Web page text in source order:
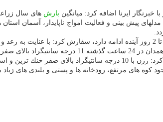
خبرنگار ایرنا اضافه كرد: میانگین بارش های سال زراعی استان همدان
كنند.
بالای صفر گزارش شده است.
نقطه استان در 24ساعت گذشته گزارش شد.
كوه های مرتفع، رودخانه ها و پستی و بلندی های